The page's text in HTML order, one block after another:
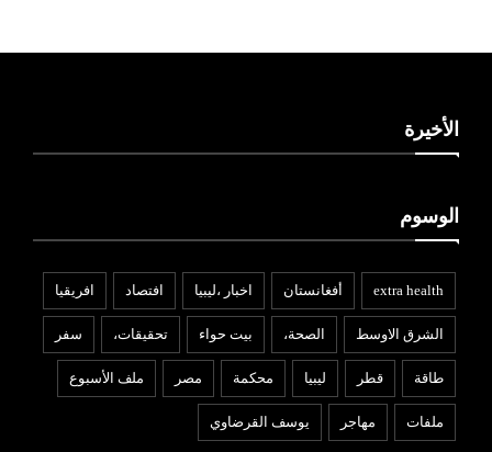
الأخيرة
الوسوم
extra health أفغانستان اخبار ،ليبيا افتصاد افريقيا
الشرق الاوسط الصحة، بيت حواء تحقيقات، سفر
طاقة قطر ليبيا محكمة مصر ملف الأسبوع
ملفات مهاجر يوسف القرضاوي